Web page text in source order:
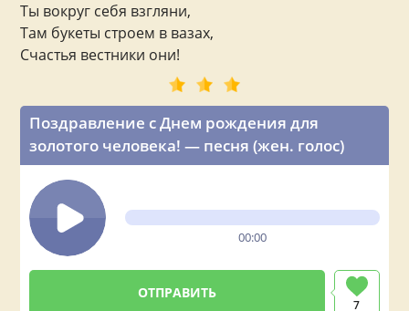
Поздравление с Днем рождения для
золотого человека! — песня (жен. голос)
00:00
7
Ты вокруг себя взгляни,
Там букеты строем в вазах,
Счастья вестники они!